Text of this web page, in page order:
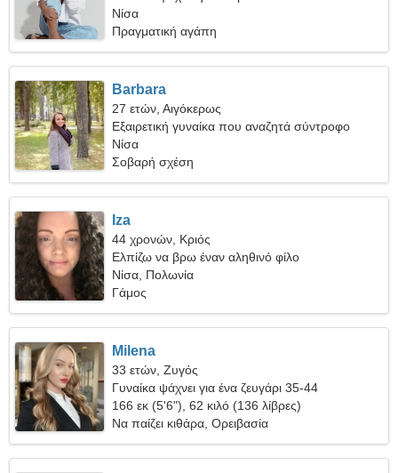
Νίσα
Πραγματική αγάπη
Barbara
27 ετών, Αιγόκερως
Εξαιρετική γυναίκα που αναζητά σύντροφο
Νίσα
Σοβαρή σχέση
Iza
44 χρονών, Κριός
Ελπίζω να βρω έναν αληθινό φίλο
Νίσα, Πολωνία
Γάμος
Milena
33 ετών, Ζυγός
Γυναίκα ψάχνει για ένα ζευγάρι 35-44
166 εκ (5'6"), 62 κιλό (136 λίβρες)
Να παίζει κιθάρα, Ορειβασία